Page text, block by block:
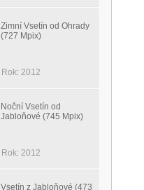
Zimní Vsetín od Ohrady
(727 Mpix)
Rok: 2012
Noční Vsetín od
Jabloňové (745 Mpix)
Rok: 2012
Vsetín z Jabloňové (473